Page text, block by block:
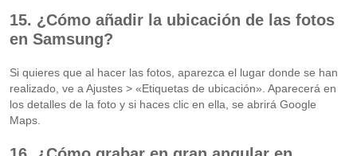
15. ¿Cómo añadir la ubicación de las fotos
en Samsung?
Si quieres que al hacer las fotos, aparezca el lugar donde se han
realizado, ve a Ajustes > «Etiquetas de ubicación». Aparecerá en
los detalles de la foto y si haces clic en ella, se abrirá Google
Maps.